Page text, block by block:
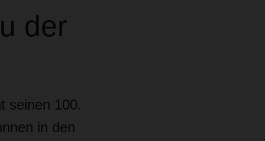
der
seinen 100.
in den